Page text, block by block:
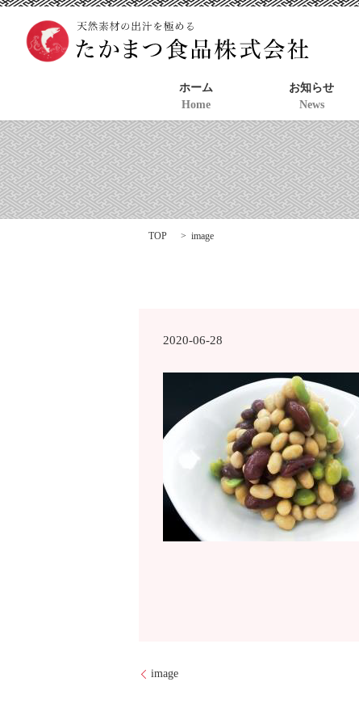
ホーム
Home
お知らせ
News
TOP image
2020-06-28
image